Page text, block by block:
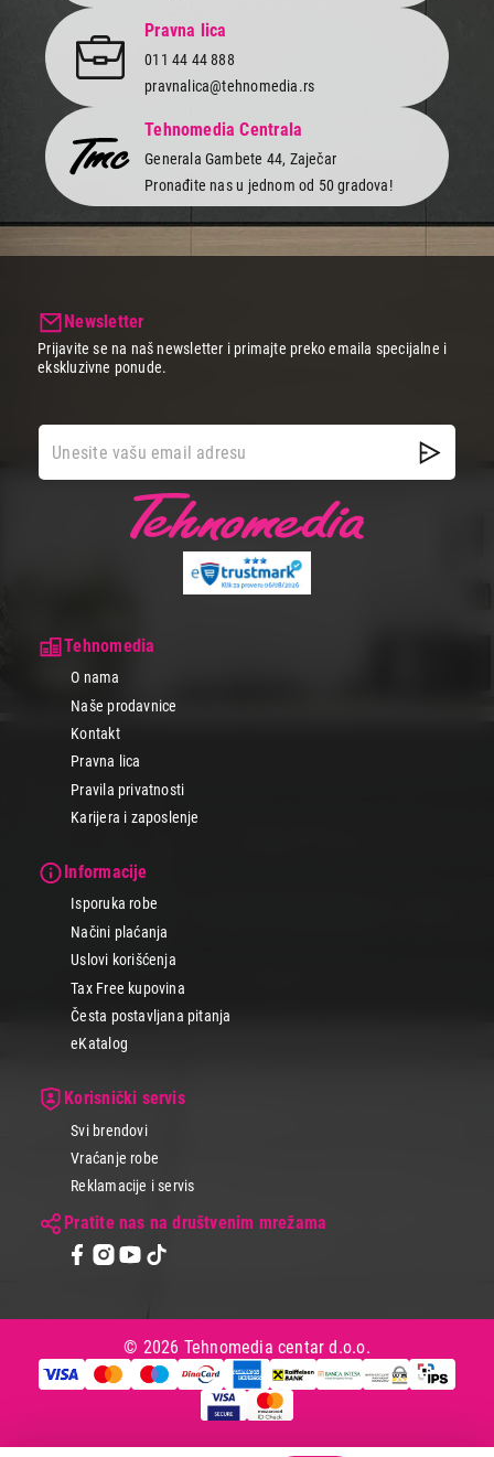
Pravna lica
011 44 44 888
pravnalica@tehnomedia.rs
Tehnomedia Centrala
Generala Gambete 44, Zaječar
Pronađite nas u jednom od 50 gradova!
Tehnomedia
O nama
Naše prodavnice
Kontakt
Pravna lica
Pravila privatnosti
Karijera i zaposlenje
Informacije
Isporuka robe
Načini plaćanja
Uslovi korišćenja
Tax Free kupovina
Česta postavljana pitanja
eKatalog
Korisnički servis
Svi brendovi
Vraćanje robe
Reklamacije i servis
Pratite nas na društvenim mrežama
Newsletter
Prijavite se na naš newsletter i primajte preko emaila specijalne i
ekskluzivne ponude.
© 2026 Tehnomedia centar d.o.o.